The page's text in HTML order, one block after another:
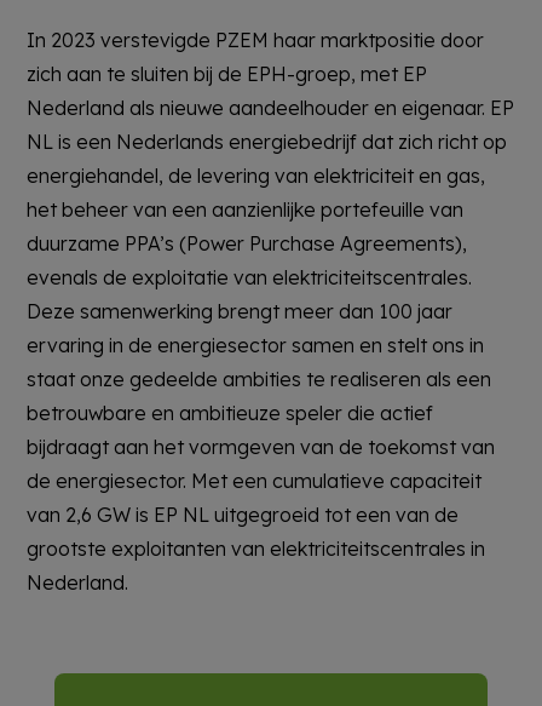
In 2023 verstevigde PZEM haar marktpositie door
zich aan te sluiten bij de EPH-groep, met EP
Nederland als nieuwe aandeelhouder en eigenaar. EP
NL is een Nederlands energiebedrijf dat zich richt op
energiehandel, de levering van elektriciteit en gas,
het beheer van een aanzienlijke portefeuille van
duurzame PPA’s (Power Purchase Agreements),
evenals de exploitatie van elektriciteitscentrales.
Deze samenwerking brengt meer dan 100 jaar
ervaring in de energiesector samen en stelt ons in
staat onze gedeelde ambities te realiseren als een
betrouwbare en ambitieuze speler die actief
bijdraagt aan het vormgeven van de toekomst van
de energiesector. Met een cumulatieve capaciteit
van 2,6 GW is EP NL uitgegroeid tot een van de
grootste exploitanten van elektriciteitscentrales in
Nederland.